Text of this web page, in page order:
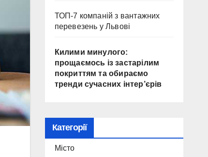
ТОП-7 компаній з вантажних
перевезень у Львові
Килими минулого:
прощаємось із застарілим
покриттям та обираємо
тренди сучасних інтер’єрів
Категорії
Місто